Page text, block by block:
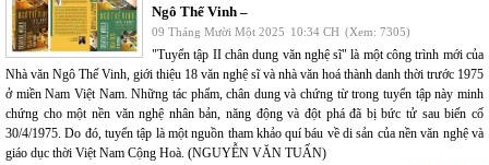
Ngô Thế Vinh –
09 Tháng Mười Một 2025 10:34 CH (Xem: 7305)
"Tuyển tập II chân dung văn nghệ sĩ" là một công trình mới của
Nhà văn Ngô Thế Vinh, giới thiệu 18 văn nghệ sĩ và nhà văn hoá thành danh thời trước 1975
ở miền Nam Việt Nam. Những tác phẩm, chân dung và chứng từ trong tuyển tập này minh
chứng cho một nền văn nghệ nhân bản, năng động và đột phá đã bị bức tử sau biến cố
30/4/1975. Do đó, tuyển tập là một nguồn tham khảo quí báu về di sản của nền văn nghệ và
giáo dục thời Việt Nam Cộng Hoà. (NGUYỄN VĂN TUẤN)